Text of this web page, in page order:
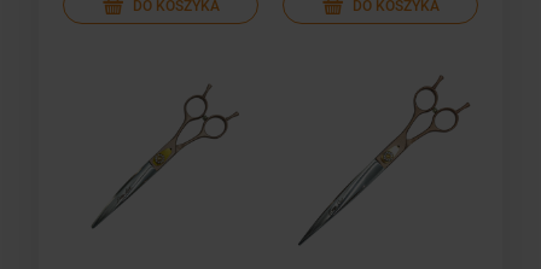
DO KOSZYKA DO KOSZYKA